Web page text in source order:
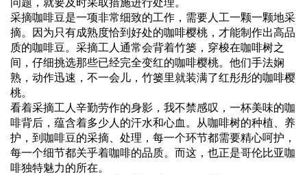
采摘咖啡豆是一项非常细致的工作，需要人工一颗一颗地采
摘。因为只有成熟度恰到好处的咖啡樱桃，才能制作出高品
质的咖啡豆。采摘工人通常会背着竹篓，穿梭在咖啡树之
间，仔细挑选那些已经完全变红的咖啡樱桃。他们手法娴
熟，动作迅速，不一会儿，竹篓里就装满了红彤彤的咖啡樱
桃。
看着采摘工人辛勤劳作的身影，我不禁感叹，一杯美味的咖
啡背后，蕴含着多少人的汗水和心血。从咖啡树的种植、养
护，到咖啡豆的采摘、处理，每一个环节都需要精心呵护，
每一个细节都关乎着咖啡的品质。而这，也正是哥伦比亚咖
啡独特魅力的所在。